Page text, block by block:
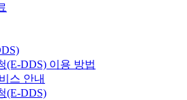
(E-DDS) 이용 방법
스 안내
(E-DDS)